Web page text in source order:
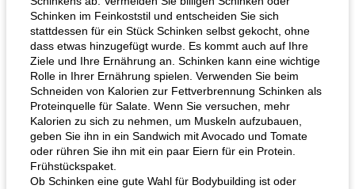
Schinken im Feinkoststil und entscheiden Sie sich
stattdessen für ein Stück Schinken selbst gekocht, ohne
dass etwas hinzugefügt wurde. Es kommt auch auf Ihre
Ziele und Ihre Ernährung an. Schinken kann eine wichtige
Rolle in Ihrer Ernährung spielen. Verwenden Sie beim
Schneiden von Kalorien zur Fettverbrennung Schinken als
Proteinquelle für Salate. Wenn Sie versuchen, mehr
Kalorien zu sich zu nehmen, um Muskeln aufzubauen,
geben Sie ihn in ein Sandwich mit Avocado und Tomate
oder rühren Sie ihn mit ein paar Eiern für ein Protein.
Frühstückspaket.
Ob Schinken eine gute Wahl für Bodybuilding ist oder